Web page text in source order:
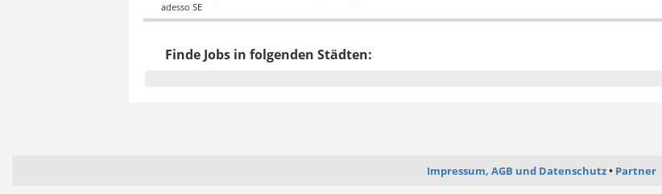
adesso SE
Finde Jobs in folgenden Städten:
Impressum, AGB und Datenschutz Partner